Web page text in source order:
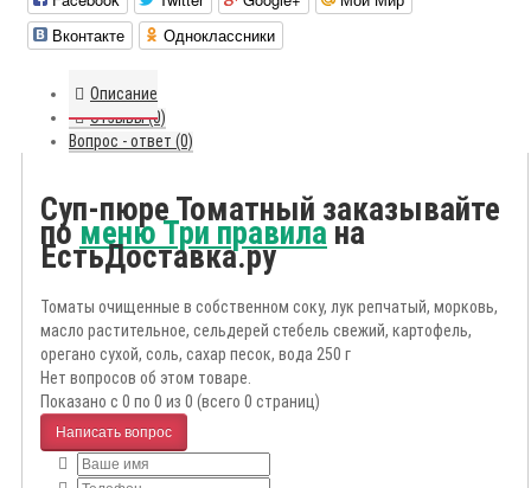
Вконтакте
Одноклассники
Описание
Отзывы (0)
Вопрос - ответ (0)
Суп-пюре Томатный заказывайте
поменю Три правилана
ЕстьДоставка.ру
Томаты очищенные в собственном соку, лук репчатый, морковь,
масло растительное, сельдерей стебель свежий, картофель,
орегано сухой, соль, сахар песок, вода 250 г
Нет вопросов об этом товаре.
Показано с 0 по 0 из 0 (всего 0 страниц)
Написать вопрос